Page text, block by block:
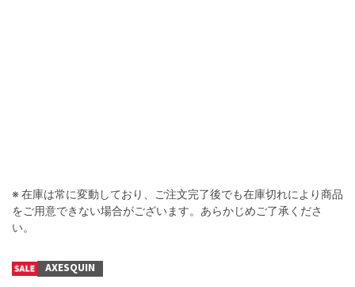
※ 在庫は常に変動しており、ご注文完了後でも在庫切れにより商品
をご用意できない場合がございます。あらかじめご了承くださ
い。
AXESQUIN